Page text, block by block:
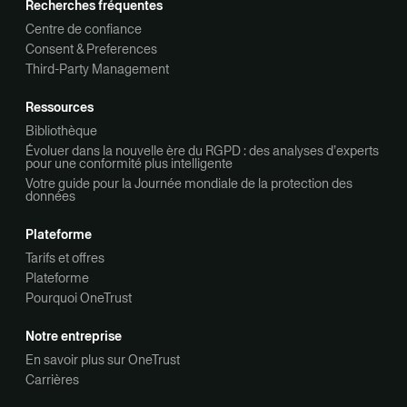
Recherches fréquentes
Centre de confiance
Consent & Preferences
Third-Party Management
Ressources
Bibliothèque
Évoluer dans la nouvelle ère du RGPD : des analyses d’experts
pour une conformité plus intelligente
Votre guide pour la Journée mondiale de la protection des
données
Plateforme
Tarifs et offres
Plateforme
Pourquoi OneTrust
Notre entreprise
En savoir plus sur OneTrust
Carrières